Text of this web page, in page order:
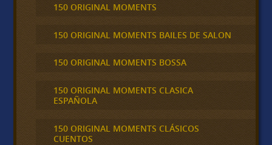
150 ORIGINAL MOMENTS
150 ORIGINAL MOMENTS BAILES DE SALON
150 ORIGINAL MOMENTS BOSSA
150 ORIGINAL MOMENTS CLASICA
ESPAÑOLA
150 ORIGINAL MOMENTS CLÁSICOS
CUENTOS